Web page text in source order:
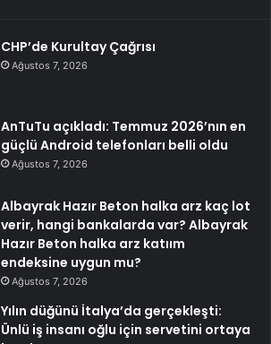
CHP’de Kurultay Çağrısı
Ağustos 7, 2026
AnTuTu açıkladı: Temmuz 2026’nın en
güçlü Android telefonları belli oldu
Ağustos 7, 2026
Albayrak Hazır Beton halka arz kaç lot
verir, hangi bankalarda var? Albayrak
Hazır Beton halka arz katıım
endeksine uygun mu?
Ağustos 7, 2026
Yılın düğünü İtalya’da gerçekleşti:
Ünlü iş insanı oğlu için servetini ortaya